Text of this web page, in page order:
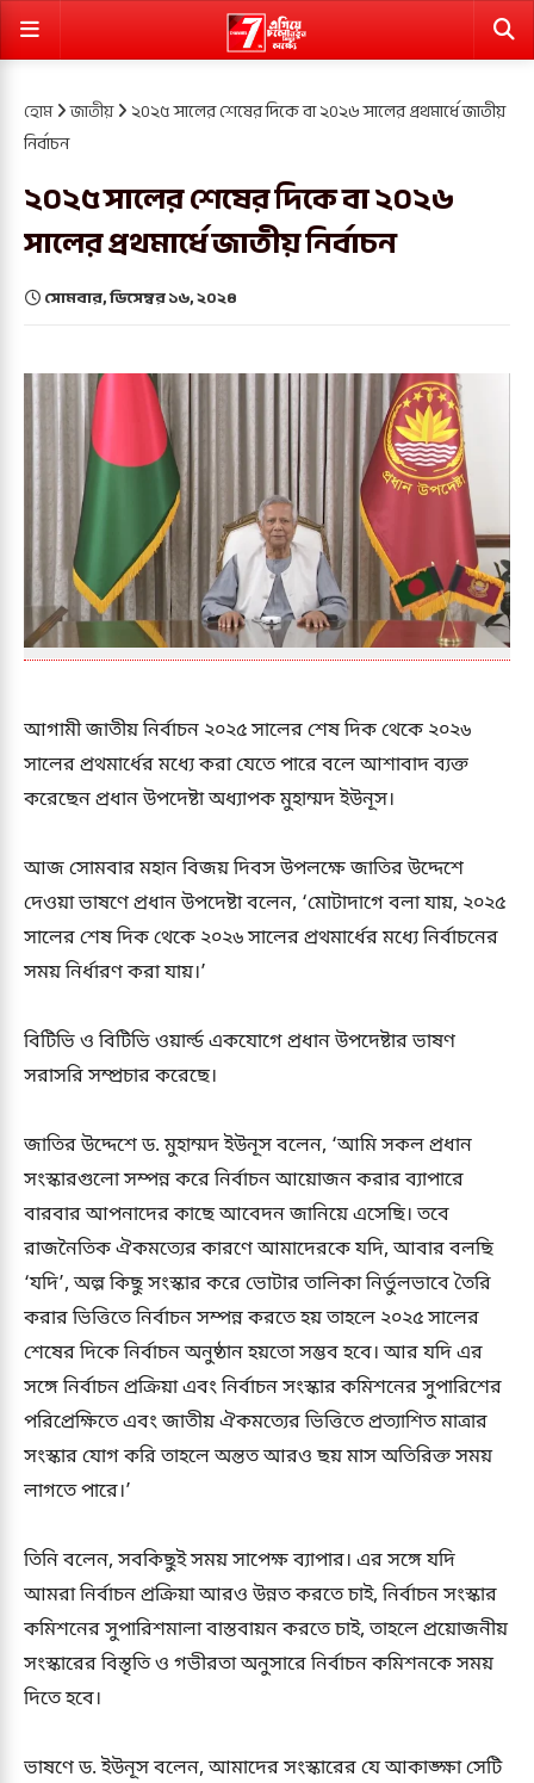
হোম জাতীয় ২০২৫ সালের শেষের দিকে বা ২০২৬ সালের প্রথমার্ধে জাতীয়
নির্বাচন
২০২৫ সালের শেষের দিকে বা ২০২৬
সালের প্রথমার্ধে জাতীয় নির্বাচন
সোমবার, ডিসেম্বর ১৬, ২০২৪
আগামী জাতীয় নির্বাচন ২০২৫ সালের শেষ দিক থেকে ২০২৬
সালের প্রথমার্ধের মধ্যে করা যেতে পারে বলে আশাবাদ ব্যক্ত
করেছেন প্রধান উপদেষ্টা অধ্যাপক মুহাম্মদ ইউনূস।
আজ সোমবার মহান বিজয় দিবস উপলক্ষে জাতির উদ্দেশে
দেওয়া ভাষণে প্রধান উপদেষ্টা বলেন, ‘মোটাদাগে বলা যায়, ২০২৫
সালের শেষ দিক থেকে ২০২৬ সালের প্রথমার্ধের মধ্যে নির্বাচনের
সময় নির্ধারণ করা যায়।’
বিটিভি ও বিটিভি ওয়ার্ল্ড একযোগে প্রধান উপদেষ্টার ভাষণ
সরাসরি সম্প্রচার করেছে।
জাতির উদ্দেশে ড. মুহাম্মদ ইউনূস বলেন, ‘আমি সকল প্রধান
সংস্কারগুলো সম্পন্ন করে নির্বাচন আয়োজন করার ব্যাপারে
বারবার আপনাদের কাছে আবেদন জানিয়ে এসেছি। তবে
রাজনৈতিক ঐকমত্যের কারণে আমাদেরকে যদি, আবার বলছি
‘যদি’, অল্প কিছু সংস্কার করে ভোটার তালিকা নির্ভুলভাবে তৈরি
করার ভিত্তিতে নির্বাচন সম্পন্ন করতে হয় তাহলে ২০২৫ সালের
শেষের দিকে নির্বাচন অনুষ্ঠান হয়তো সম্ভব হবে। আর যদি এর
সঙ্গে নির্বাচন প্রক্রিয়া এবং নির্বাচন সংস্কার কমিশনের সুপারিশের
পরিপ্রেক্ষিতে এবং জাতীয় ঐকমত্যের ভিত্তিতে প্রত্যাশিত মাত্রার
সংস্কার যোগ করি তাহলে অন্তত আরও ছয় মাস অতিরিক্ত সময়
লাগতে পারে।’
তিনি বলেন, সবকিছুই সময় সাপেক্ষ ব্যাপার। এর সঙ্গে যদি
আমরা নির্বাচন প্রক্রিয়া আরও উন্নত করতে চাই, নির্বাচন সংস্কার
কমিশনের সুপারিশমালা বাস্তবায়ন করতে চাই, তাহলে প্রয়োজনীয়
সংস্কারের বিস্তৃতি ও গভীরতা অনুসারে নির্বাচন কমিশনকে সময়
দিতে হবে।
ভাষণে ড. ইউনূস বলেন, আমাদের সংস্কারের যে আকাঙ্ক্ষা সেটি